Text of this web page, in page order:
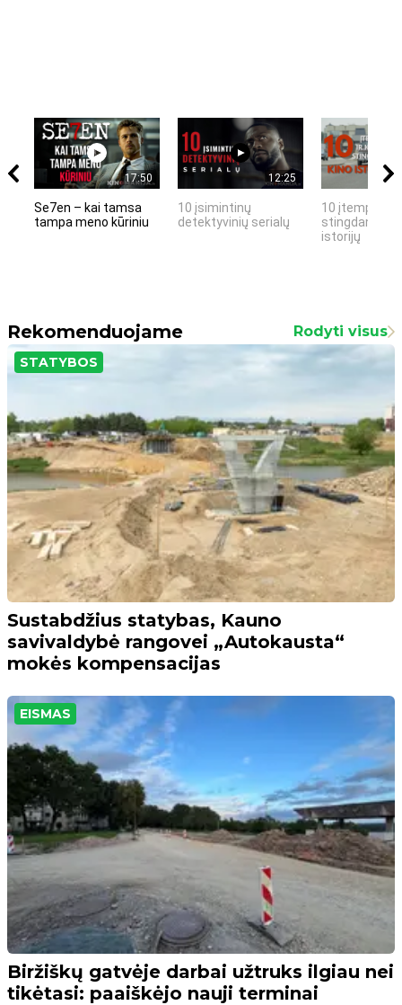
17:50
Se7en – kai tamsa
tampa meno kūriniu
12:25
10 įsimintinų
detektyvinių serialų
10 įtemptų,
stingdančių
istorijų
Rekomenduojame Rodyti visus
STATYBOS
Sustabdžius statybas, Kauno
savivaldybė rangovei „Autokausta“
mokės kompensacijas
EISMAS
Biržiškų gatvėje darbai užtruks ilgiau nei
tikėtasi: paaiškėjo nauji terminai